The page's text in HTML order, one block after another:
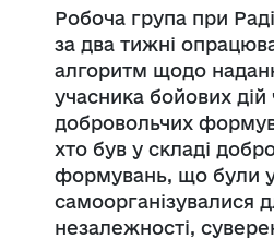
Робоча група при
за два тижні
алгоритм щодо
учасника бойових
добровольчих
хто був у складі
формувань, що були
самоорганізувалися
незалежності,